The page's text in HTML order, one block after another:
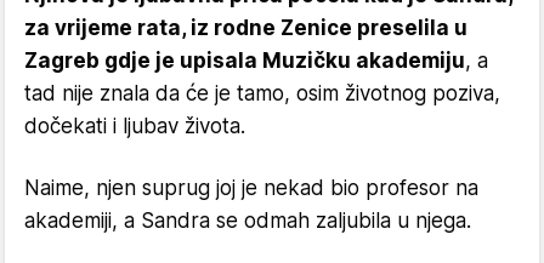
za vrijeme rata, iz rodne Zenice preselila u
Zagreb gdje je upisala Muzičku akademiju, a
tad nije znala da će je tamo, osim životnog poziva,
dočekati i ljubav života.
Naime, njen suprug joj je nekad bio profesor na
akademiji, a Sandra se odmah zaljubila u njega.